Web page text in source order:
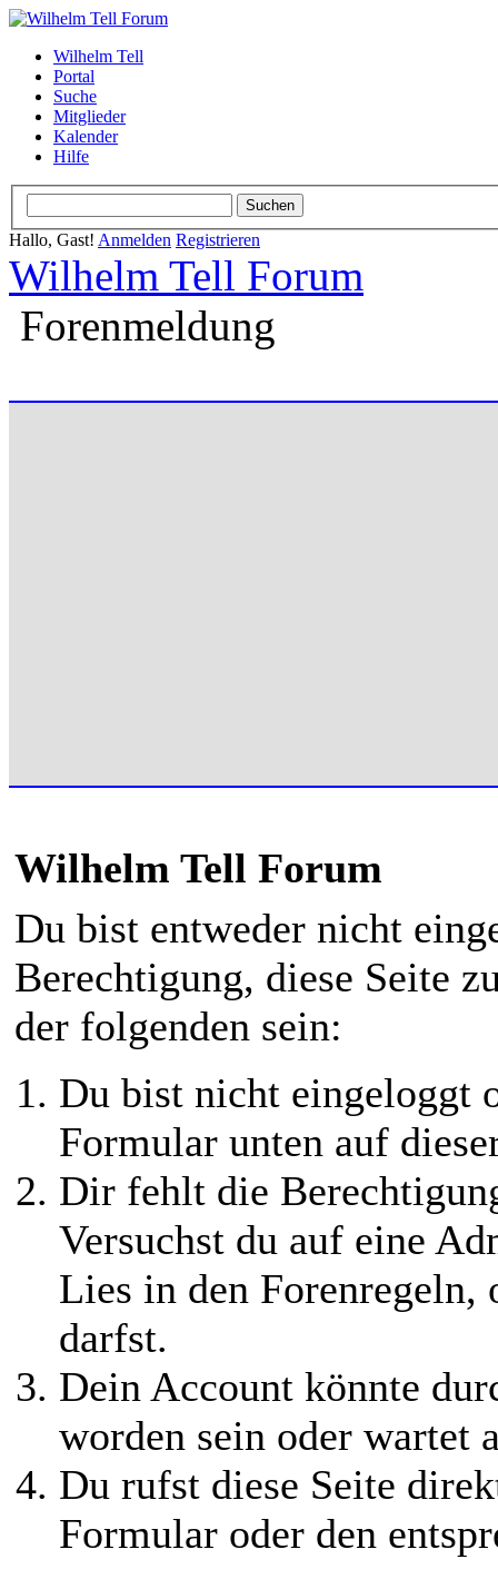
Wilhelm Tell
Portal
Suche
Mitglieder
Kalender
Hilfe
Hallo, Gast! Anmelden Registrieren
Wilhelm Tell Forum
Forenmeldung
Wilhelm Tell Forum
Du bist entweder nicht
Berechtigung, diese Seite
der folgenden sein:
Du bist nicht eingeloggt
Formular unten auf
Dir fehlt die
Versuchst du auf eine
Lies in den Forenregeln,
darfst.
Dein Account könnte
worden sein oder wartet
Du rufst diese Seite
Formular oder den